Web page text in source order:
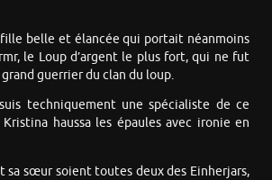
fille belle et élancée qui portait néanmoins
le Loup d’argent le plus fort, qui ne fut
grand guerrier du clan du loup.
techniquement une spécialiste de ce
Kristina haussa les épaules avec ironie en
sa sœur soient toutes deux des Einherjars,